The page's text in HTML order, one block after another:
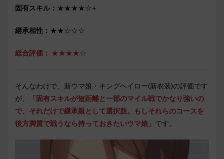
固有スキル： ★★★★☆+
継承相性： ★★☆☆☆
総合評価： ★★★★☆
そんなわけで、新ウマ娘・キングヘイロー(新衣装)の評価です
が、
「固有スキルが短距離と一部のマイル戦でかなり強いの
で、それだけで継承親として選択肢。もしそれらのコースを
後方脚質で戦うなら持っておきたいウマ娘」 です。